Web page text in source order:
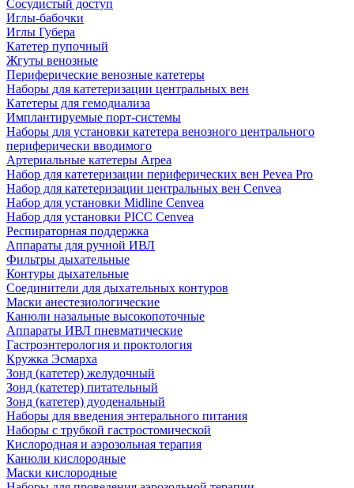
Сосудистый доступ
Иглы-бабочки
Иглы Губера
Катетер пупочный
Жгуты венозные
Периферические венозные катетеры
Наборы для катетеризации центральных вен
Катетеры для гемодиализа
Имплантируемые порт‑системы
Наборы для установки катетера венозного центрального
периферически вводимого
Артериальные катетеры Arpea
Набор для катетеризации периферических вен Pevea Pro
Набор для катетеризации центральных вен Cenvea
Набор для установки Midline Cenvea
Набор для установки PICC Cenvea
Респираторная поддержка
Аппараты для ручной ИВЛ
Фильтры дыхательные
Контуры дыхательные
Соединители для дыхательных контуров
Маски анестезиологические
Канюли назальные высокопоточные
Аппараты ИВЛ пневматические
Гастроэнтерология и проктология
Кружка Эсмарха
Зонд (катетер) желудочный
Зонд (катетер) питательный
Зонд (катетер) дуоденальный
Наборы для введения энтерального питания
Наборы с трубкой гастростомической
Кислородная и аэрозольная терапия
Канюли кислородные
Маски кислородные